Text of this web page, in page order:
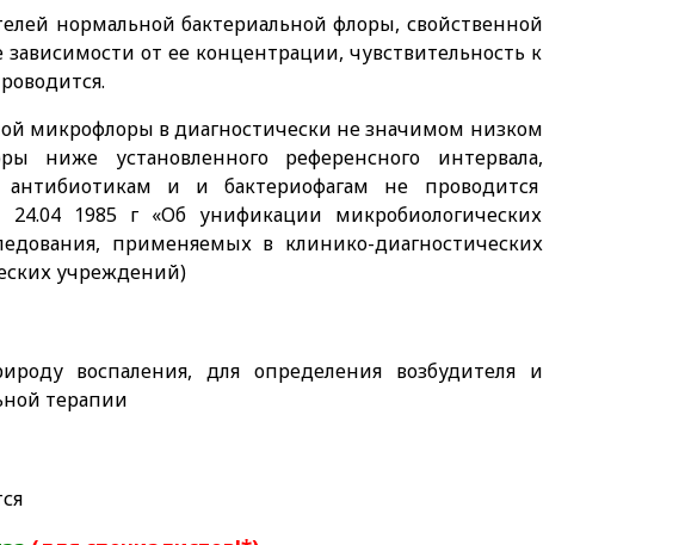
нормальной бактериальной флоры, свойственной
от ее концентрации, чувствительность к
микрофлоры в диагностически не значимом низком
ниже установленного референсного интервала,
антибиотикам и и бактериофагам не проводится
1985 г «Об унификации микробиологических
применяемых в клинико-диагностических
учреждений)
воспаления, для определения возбудителя и
терапии